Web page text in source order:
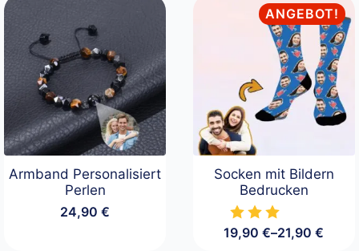
Armband Personalisiert
Perlen
24,90€
ANGEBOT!
Socken mit Bildern
Bedrucken
19,90€–21,90€
Preisspanne: